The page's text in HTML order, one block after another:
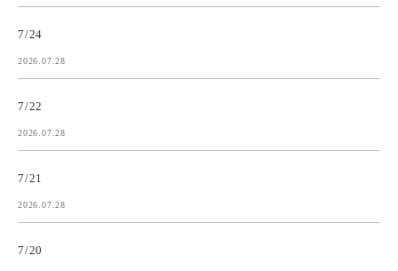
7/24
2026.07.28
7/22
2026.07.28
7/21
2026.07.28
7/20